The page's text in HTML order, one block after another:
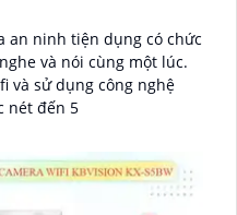
an ninh tiện dụng có chức
và nói cùng một lúc.
và sử dụng công nghệ
nét đến 5